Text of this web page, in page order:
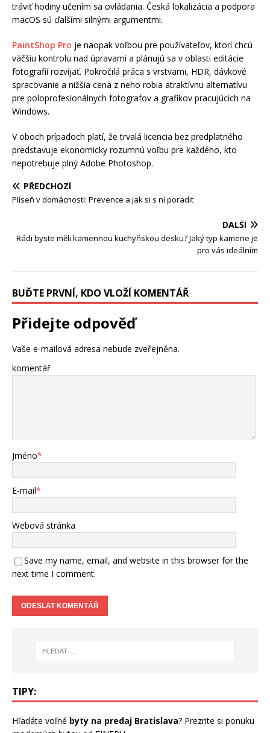
tráviť hodiny učením sa ovládania. Česká lokalizácia a podpora
macOS sú ďalšími silnými argumentmi.
PaintShop Pro je naopak voľbou pre používateľov, ktorí chcú
väčšiu kontrolu nad úpravami a plánujú sa v oblasti editácie
fotografií rozvíjať. Pokročilá práca s vrstvami, HDR, dávkové
spracovanie a nižšia cena z neho robia atraktívnu alternatívu
pre poloprofesionálnych fotografov a grafikov pracujúcich na
Windows.
V oboch prípadoch platí, že trvalá licencia bez predplatného
predstavuje ekonomicky rozumnú voľbu pre každého, kto
nepotrebuje plný Adobe Photoshop.
PŘEDCHOZÍ
Plíseň v domácnosti: Prevence a jak si s ní poradit
DALŠÍ
Rádi byste měli kamennou kuchyňskou desku? Jaký typ kamene je
pro vás ideálním
BUĎTE PRVNÍ, KDO VLOŽÍ KOMENTÁŘ
Přidejte odpověď
Vaše e-mailová adresa nebude zveřejněna.
komentář
Jméno*
E-mail*
Webová stránka
Save my name, email, and website in this browser for the
next time I comment.
TIPY:
Hľadáte voľné byty na predaj Bratislava? Prezrite si ponuku